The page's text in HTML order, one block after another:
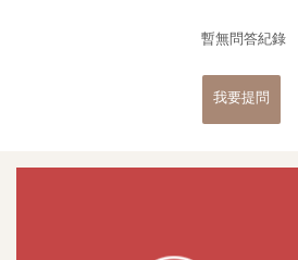
暫無問答紀錄
我要提問